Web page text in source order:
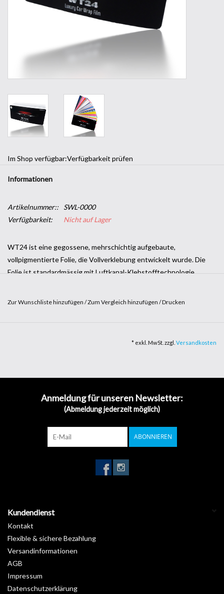
Im Shop verfügbar:Verfügbarkeit prüfen
Informationen
Artikelnummer::
SWL-0000
Verfügbarkeit:
Nicht auf Lager
WT24 ist eine gegossene, mehrschichtig aufgebaute,
vollpigmentierte Folie, die Vollverklebung entwickelt wurde. Die
Folie ist standardmässig mit Luftkanal-Klebstofftechnologie
Preis-Leistung
Haben Sie Ihren Farbton nicht gefunden? Bitte melden Sie sich bei
uns, wir haben bestimmt eine Lösung. Mail:
info@werbetechnik24.ch
Tel. 041 740 39 39
Zur Wunschliste hinzufügen /Zum Vergleich hinzufügen /Drucken
* exkl. MwSt. zzgl. Versandkosten
Anmeldung für unseren Newsletter:
(Abmeldung jederzeit möglich)
ABONNIEREN
Kundendienst
Kontakt
Flexible & sichere Bezahlung
Versandinformationen
AGB
Impressum
Datenschutzerklärung